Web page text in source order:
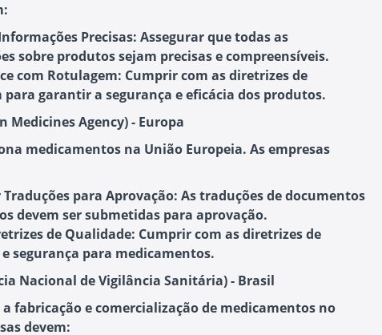
Precisas: Assegurar que todas as
sobre produtos sejam precisas e compreensíveis.
com Rotulagem: Cumprir com as diretrizes de
garantir a segurança e eficácia dos produtos.
Medicines Agency) - Europa
medicamentos na União Europeia. As empresas
para Aprovação: As traduções de documentos
devem ser submetidas para aprovação.
de Qualidade: Cumprir com as diretrizes de
segurança para medicamentos.
Nacional de Vigilância Sanitária) - Brasil
a fabricação e comercialização de medicamentos no
devem: